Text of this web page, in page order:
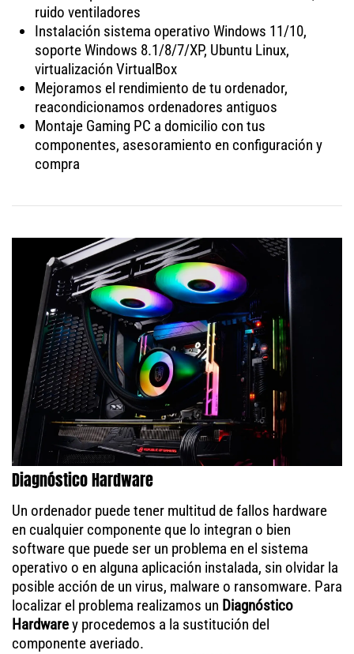
ruido ventiladores
Instalación sistema operativo Windows 11/10,
soporte Windows 8.1/8/7/XP, Ubuntu Linux,
virtualización VirtualBox
Mejoramos el rendimiento de tu ordenador,
reacondicionamos ordenadores antiguos
Montaje Gaming PC a domicilio con tus
componentes, asesoramiento en configuración y
compra
Diagnóstico Hardware
Un ordenador puede tener multitud de fallos hardware
en cualquier componente que lo integran o bien
software que puede ser un problema en el sistema
operativo o en alguna aplicación instalada, sin olvidar la
posible acción de un virus, malware o ransomware. Para
localizar el problema realizamos un Diagnóstico
Hardwarey procedemos a la sustitución del
componente averiado.